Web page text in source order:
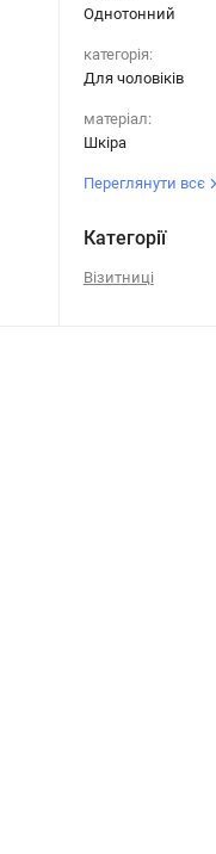
Однотонний
категорія:
Для чоловіків
матеріал:
Шкіра
Переглянути всє
Категорії
Візитниці